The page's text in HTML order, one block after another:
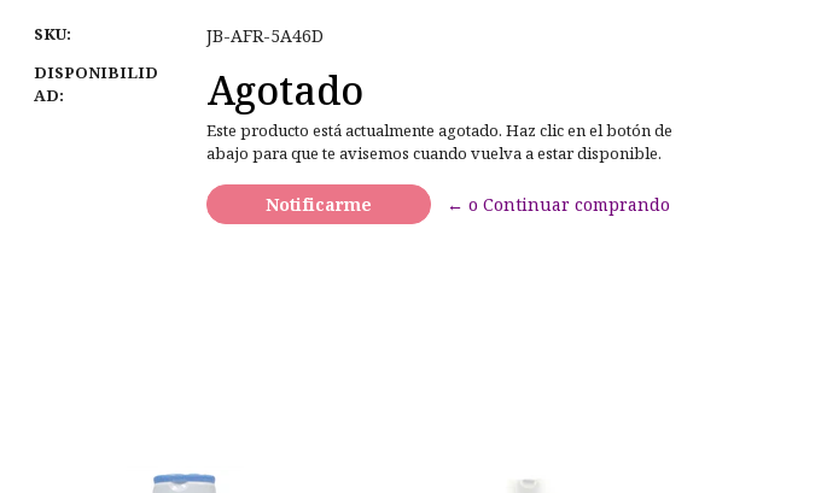
SKU: JB-AFR-5A46D
DISPONIBILID
AD:
Agotado
Este producto está actualmente agotado. Haz clic en el botón de
abajo para que te avisemos cuando vuelva a estar disponible.
Notificarme ← o Continuar comprando